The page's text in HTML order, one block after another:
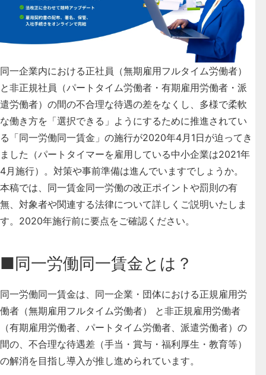
同一企業内における正社員（無期雇用フルタイム労働者）
と非正規社員（パートタイム労働者・有期雇用労働者・派
遣労働者）の間の不合理な待遇の差をなくし、多様で柔軟
な働き方を「選択できる」ようにするために推進されてい
る「同一労働同一賃金」の施行が2020年4月1日が迫ってき
ました（パートタイマーを雇用している中小企業は2021年
4月施行）。対策や事前準備は進んでいますでしょうか。
本稿では、 同一賃金同一労働の改正ポイントや罰則の有
無、対象者や関連する法律について詳しくご説明いたしま
す。2020年施行前に要点をご確認ください。
■同一労働同一賃金とは？
同一労働同一賃金は、同一企業・団体における正規雇用労
働者 （無期雇用フルタイム労働者） と非正規雇用労働者
（有期雇用労働者、パートタイム労働者、派遣労働者）の
間の、 不合理な待遇差（手当・賞与・福利厚生・教育等）
の解消を目指し導入が推し進められています。